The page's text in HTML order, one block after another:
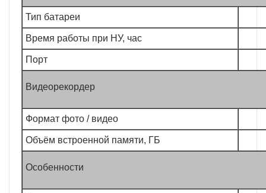
Тип батареи
Время работы при НУ, час
Порт
Видеорекордер
Формат фото / видео
Объём встроенной памяти, ГБ
Особенности